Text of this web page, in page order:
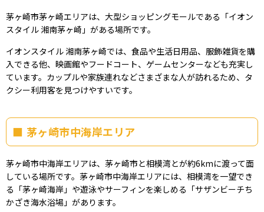
茅ヶ崎市茅ヶ崎エリアは、大型ショッピングモールである「イオン
スタイル 湘南茅ヶ崎」がある場所です。
イオンスタイル 湘南茅ヶ崎では、食品や生活日用品、服飾雑貨を購
入できる他、映画館やフードコート、ゲームセンターなども充実し
ています。カップルや家族連れなどさまざまな人が訪れるため、タ
クシー利用客を見つけやすいです。
茅ヶ崎市中海岸エリア
茅ヶ崎市中海岸エリアは、茅ヶ崎市と相模湾とが約6kmに渡って面
している場所です。茅ヶ崎市中海岸エリアには、相模湾を一望でき
る「茅ヶ崎海岸」や遊泳やサーフィンを楽しめる「サザンビーチち
かざき海水浴場」があります。